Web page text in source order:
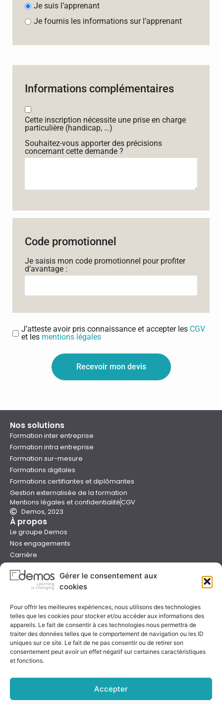
Gérer le consentement aux
cookies
Pour offrir les meilleures expériences, nous utilisons des technologies
telles que les cookies pour stocker et/ou accéder aux informations des
appareils. Le fait de consentir à ces technologies nous permettra de
traiter des données telles que le comportement de navigation ou les ID
uniques sur ce site. Le fait de ne pas consentir ou de retirer son
consentement peut avoir un effet négatif sur certaines caractéristiques
et fonctions.
Accepter
Je suis l’apprenant
Je fournis les informations sur l’apprenant
Informations complémentaires
Cette inscription nécessite une prise en charge
particulière (handicap, …)
Souhaitez-vous apporter des précisions
concernant cette demande ?
Code promotionnel
Je saisis mon code promotionnel pour profiter
d’avantage :
J’atteste avoir pris connaissance et accepter les CGV
et les mentions légales
Recevoir mon devis
Nos solutions
Formation inter entreprise
Formation intra entreprise
Formation sur-mesure
Formations digitales
Formations certifiantes et diplômantes
Gestion externalisée de la formation
Mentions légales et confidentialitéCGV
Demos, 2023
À propos
Le groupe Demos
Nos engagements
Carrière
Presse
Catalogues
Aide
Nous contacter
Nous trouver
Préparer sa formation
Sessions garanties
Qualité & certification